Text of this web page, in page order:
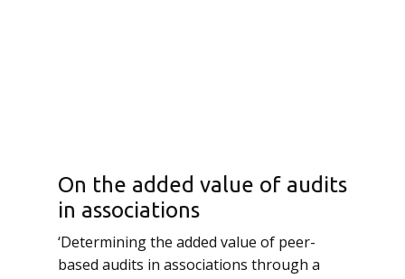
On the added value of audits
in associations
‘Determining the added value of peer-
based audits in associations through a